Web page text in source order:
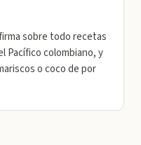
sobre todo recetas
Pacífico colombiano, y
o coco de por